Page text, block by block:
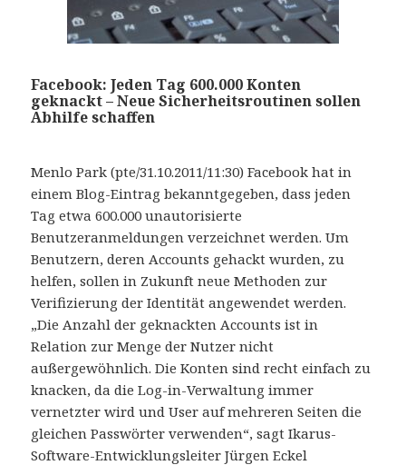
Facebook: Jeden Tag 600.000 Konten
geknackt – Neue Sicherheitsroutinen sollen
Abhilfe schaffen
Menlo Park (pte/31.10.2011/11:30) Facebook hat in
einem Blog-Eintrag bekanntgegeben, dass jeden
Tag etwa 600.000 unautorisierte
Benutzeranmeldungen verzeichnet werden. Um
Benutzern, deren Accounts gehackt wurden, zu
helfen, sollen in Zukunft neue Methoden zur
Verifizierung der Identität angewendet werden.
„Die Anzahl der geknackten Accounts ist in
Relation zur Menge der Nutzer nicht
außergewöhnlich. Die Konten sind recht einfach zu
knacken, da die Log-in-Verwaltung immer
vernetzter wird und User auf mehreren Seiten die
gleichen Passwörter verwenden“, sagt Ikarus-
Software-Entwicklungsleiter Jürgen Eckel